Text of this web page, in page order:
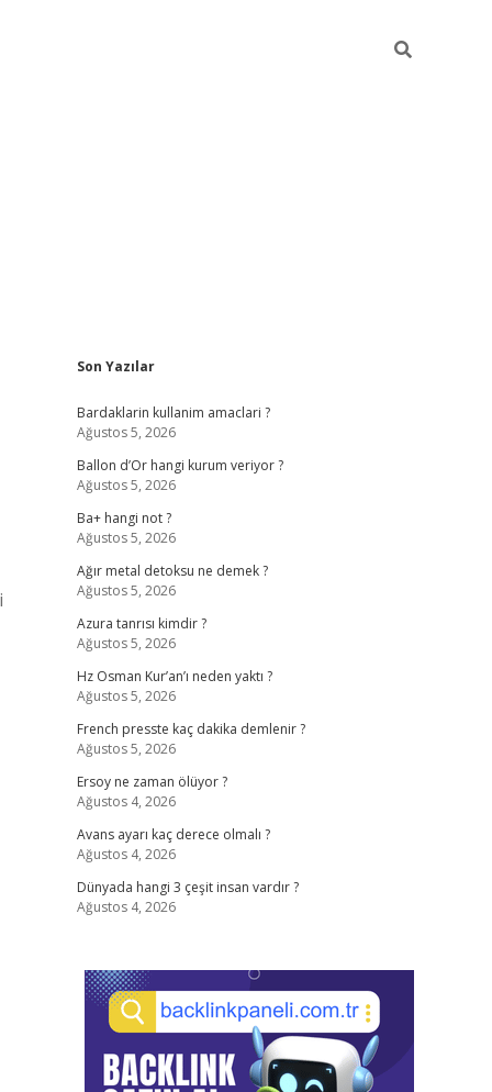
Sidebar
Son Yazılar
Bardaklarin kullanim amaclari ?
Ağustos 5, 2026
Ballon d’Or hangi kurum veriyor ?
Ağustos 5, 2026
Ba+ hangi not ?
Ağustos 5, 2026
Ağır metal detoksu ne demek ?
Ağustos 5, 2026
Azura tanrısı kimdir ?
Ağustos 5, 2026
Hz Osman Kur’an’ı neden yaktı ?
Ağustos 5, 2026
French presste kaç dakika demlenir ?
Ağustos 5, 2026
Ersoy ne zaman ölüyor ?
Ağustos 4, 2026
Avans ayarı kaç derece olmalı ?
Ağustos 4, 2026
Dünyada hangi 3 çeşit insan vardır ?
Ağustos 4, 2026